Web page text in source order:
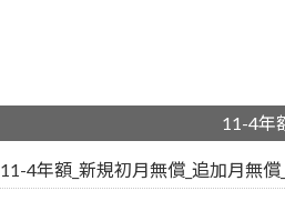
11-4年
11-4年額_新規初月無償_追加月無